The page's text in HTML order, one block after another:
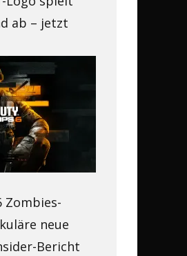
ab – jetzt
Zombies-
neue
Bericht